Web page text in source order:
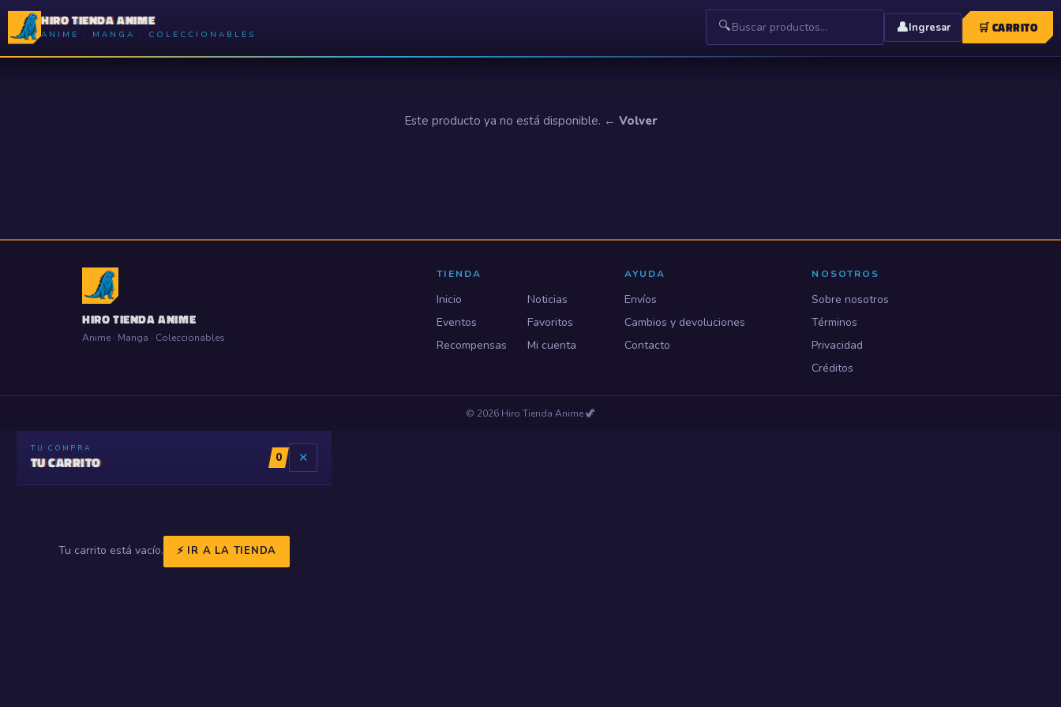
HIRO TIENDA ANIME
ANIME · MANGA · COLECCIONABLES 🔍 👤Ingresar 🛒CARRITO
Este producto ya no está disponible. ← Volver
HIRO TIENDA ANIME
Anime · Manga · Coleccionables
TIENDA
Inicio
Noticias
Eventos
Favoritos
Recompensas
Mi cuenta
AYUDA
Envíos
Cambios y devoluciones
Contacto
NOSOTROS
Sobre nosotros
Términos
Privacidad
Créditos
© 2026 Hiro Tienda Anime🦖
TU COMPRA
TU CARRITO 0 ✕
Tu carrito está vacío. ⚡ IR A LA TIENDA